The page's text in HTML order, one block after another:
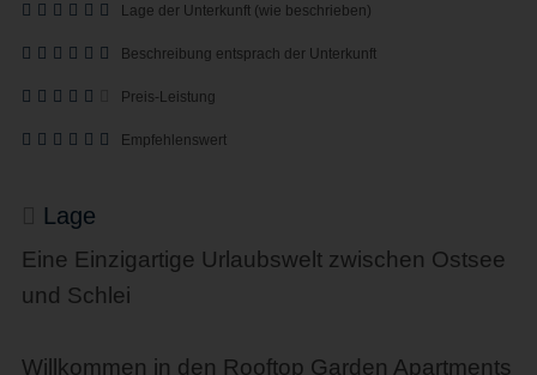
Lage der Unterkunft (wie beschrieben)
Beschreibung entsprach der Unterkunft
Preis-Leistung
Empfehlenswert
Lage
Eine Einzigartige Urlaubswelt zwischen Ostsee
und Schlei
Willkommen in den Rooftop Garden Apartments